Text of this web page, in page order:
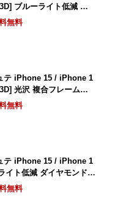
ブルーライト低減 複
ス AJ-IP23M2-G3-SLB3
無料
テ iPhone 15 / iPhone 1
光沢 複合フレームガ
G3-SLCCBK
無料
テ iPhone 15 / iPhone 1
イト低減 ダイヤモンドカ
ラック AJ-IP23M2-GMD-
無料